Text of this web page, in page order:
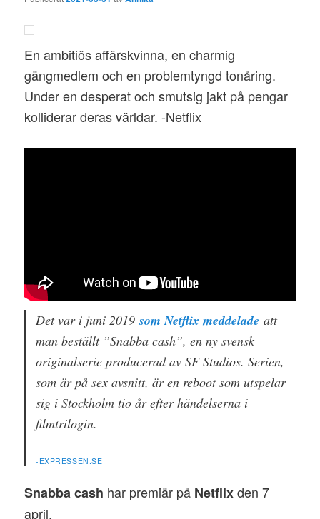
En ambitiös affärskvinna, en charmig
gängmedlem och en problemtyngd tonåring.
Under en desperat och smutsig jakt på pengar
kolliderar deras världar. -Netflix
Det var i juni 2019som Netflix meddelade att
man beställt ”Snabba cash”, en ny svensk
originalserie producerad av SF Studios. Serien,
som är på sex avsnitt, är en reboot som utspelar
sig i Stockholm tio år efter händelserna i
filmtrilogin.
-EXPRESSEN.SE
Snabba cash har premiär på Netflixden 7
april.